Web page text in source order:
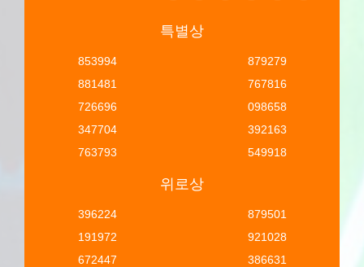
특별상
853994
881481
726696
347704
763793
879279
767816
098658
392163
549918
위로상
396224
191972
672447
879501
921028
386631